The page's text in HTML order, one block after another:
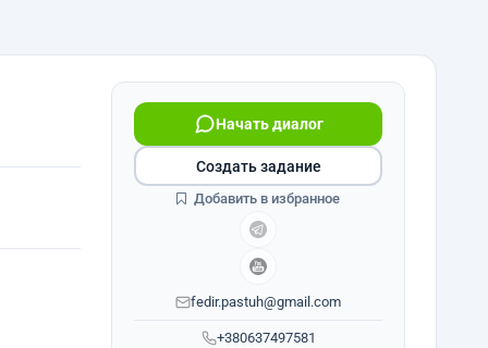
+380637497581
Начать диалог
fedir.pastuh@gmail.com
Создать задание
Добавить в избранное